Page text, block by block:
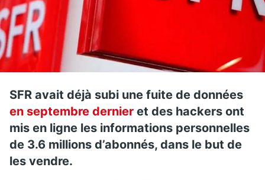
SFR avait déjà subi une fuite de données
en septembre dernier et des hackers ont
mis en ligne les informations personnelles
de 3.6 millions d’abonnés, dans le but de
les vendre.